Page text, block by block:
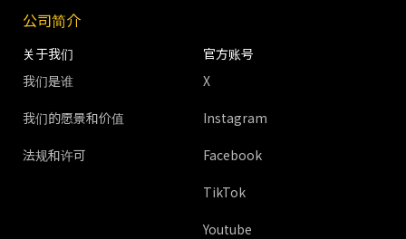
公司简介
关于我们
我们是谁
我们的愿景和价值
法规和许可
官方账号
X
Instagram
Facebook
TikTok
Youtube